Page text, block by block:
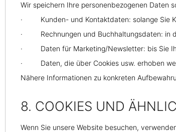
Wir speichern Ihre personenbezogenen
· Kunden- und Kontaktdaten: solange Sie
· Rechnungen und Buchhaltungsdaten: in
· Daten für Marketing/Newsletter: bis Sie
· Daten, die über Cookies usw. erhoben
Nähere Informationen zu konkreten
8. COOKIES UND
Wenn Sie unsere Website besuchen,